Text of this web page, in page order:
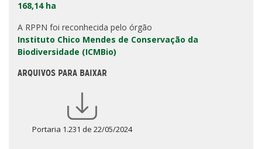
168,14 ha
A RPPN foi reconhecida pelo órgão
Instituto Chico Mendes de Conservação da
Biodiversidade (ICMBio)
ARQUIVOS PARA BAIXAR
Portaria 1.231 de 22/05/2024